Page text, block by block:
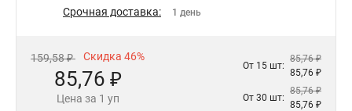
Срочная доставка: 1 день
159,58 ₽ Скидка 46%
85,76 ₽
Цена за 1 уп
От 15 шт:
85,76 ₽
85,76 ₽
От 30 шт:
85,76 ₽
85,76 ₽